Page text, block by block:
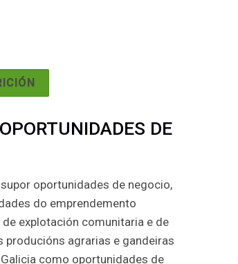
DE
oportunidades de negocio,
do emprendemento
explotación comunitaria e de
agrarias e gandeiras
como oportunidades de